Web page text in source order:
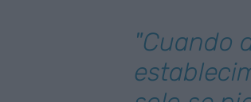
"Cuando